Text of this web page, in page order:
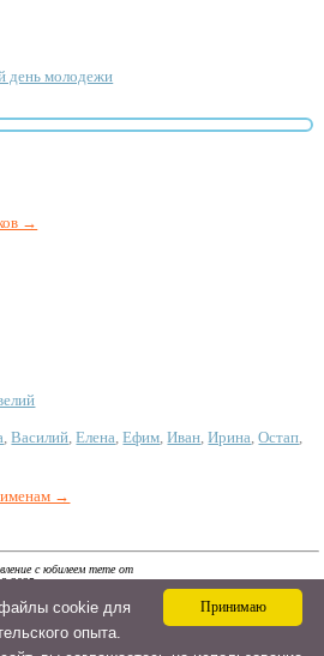
день молодежи
→
,Василий,Елена,Ефим,Иван,Ирина,Остап,
именам →
с юбилеем тете от
2025.
материалы! При
активная ссылка на сайт
материалы на
Принимаю
файлы cookie для
опыта.